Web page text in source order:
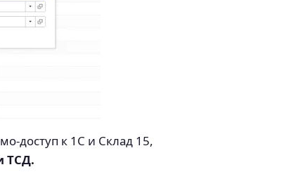
доступ к 1С и Склад 15,
ТСД.